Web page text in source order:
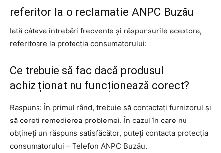
referitor la o reclamatie ANPC Buzău
Iată câteva întrebări frecvente și răspunsurile acestora,
referitoare la protecția consumatorului:
Ce trebuie să fac dacă produsul
achiziționat nu funcționează corect?
Raspuns: În primul rând, trebuie să contactați furnizorul și
să cereți remedierea problemei. În cazul în care nu
obțineți un răspuns satisfăcător, puteți contacta protecția
consumatorului – Telefon ANPC Buzău.